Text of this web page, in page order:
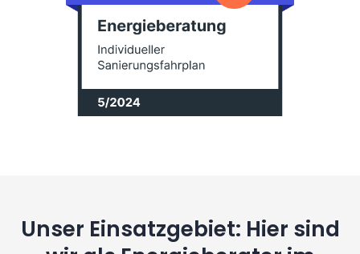
Unser Einsatzgebiet: Hier sind